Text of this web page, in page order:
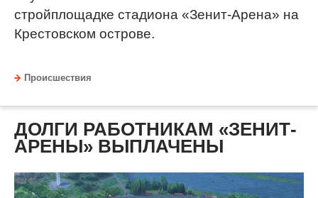
стройплощадке стадиона «Зенит-Арена» на
Крестовском острове.
Происшествия
ДОЛГИ РАБОТНИКАМ «ЗЕНИТ-
АРЕНЫ» ВЫПЛАЧЕНЫ